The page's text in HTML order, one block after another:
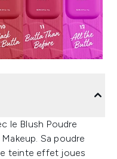
le Blush Poudre
Sa poudre
teinte effet joues